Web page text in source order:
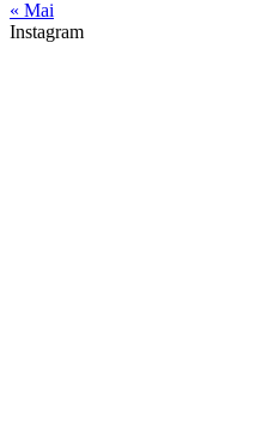
« Mai
Instagram